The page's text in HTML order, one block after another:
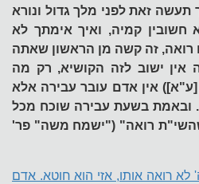
תעשה זאת לפני מלך גדול ונורא
קמיה, ואיך אימתך לא
רואה, זה קשה מן הראשון שאתה
אין ישוב לזה הקושיא, רק מה
אין אדם עובר עבירה אלא
ובאמת בשעת עבירה שוכח מכל
שהשי"ת רואה" ("ישמח משה" פר'
רואה אותו, אזי הוא חוטא. אדם